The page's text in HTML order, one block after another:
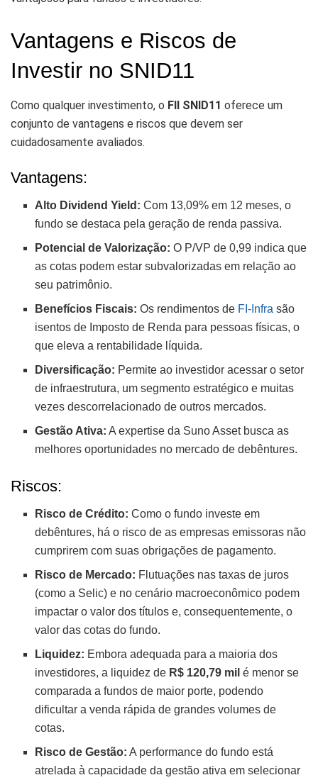
Vantagens e Riscos de
Investir no SNID11
Como qualquer investimento, o FII SNID11 oferece um
conjunto de vantagens e riscos que devem ser
cuidadosamente avaliados.
Vantagens:
Alto Dividend Yield: Com 13,09% em 12 meses, o
fundo se destaca pela geração de renda passiva.
Potencial de Valorização: O P/VP de 0,99 indica que
as cotas podem estar subvalorizadas em relação ao
seu patrimônio.
Benefícios Fiscais: Os rendimentos de FI-Infra são
isentos de Imposto de Renda para pessoas físicas, o
que eleva a rentabilidade líquida.
Diversificação: Permite ao investidor acessar o setor
de infraestrutura, um segmento estratégico e muitas
vezes descorrelacionado de outros mercados.
Gestão Ativa: A expertise da Suno Asset busca as
melhores oportunidades no mercado de debêntures.
Riscos:
Risco de Crédito: Como o fundo investe em
debêntures, há o risco de as empresas emissoras não
cumprirem com suas obrigações de pagamento.
Risco de Mercado: Flutuações nas taxas de juros
(como a Selic) e no cenário macroeconômico podem
impactar o valor dos títulos e, consequentemente, o
valor das cotas do fundo.
Liquidez: Embora adequada para a maioria dos
investidores, a liquidez de R$ 120,79 mil é menor se
comparada a fundos de maior porte, podendo
dificultar a venda rápida de grandes volumes de
cotas.
Risco de Gestão: A performance do fundo está
atrelada à capacidade da gestão ativa em selecionar